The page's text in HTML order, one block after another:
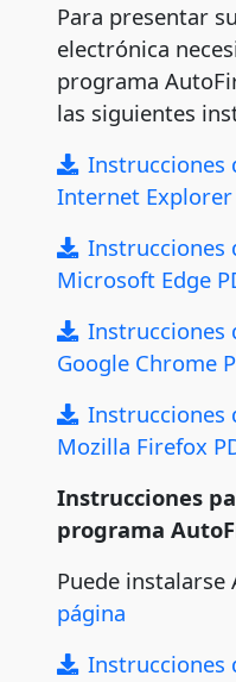
Para presentar
electrónica
programa
las siguientes
Instrucciones
Internet Explorer
Instrucciones
Microsoft Edge
Instrucciones
Google Chrome
Instrucciones
Mozilla Firefox
Instrucciones
programa
Puede instalarse
página
Instrucciones